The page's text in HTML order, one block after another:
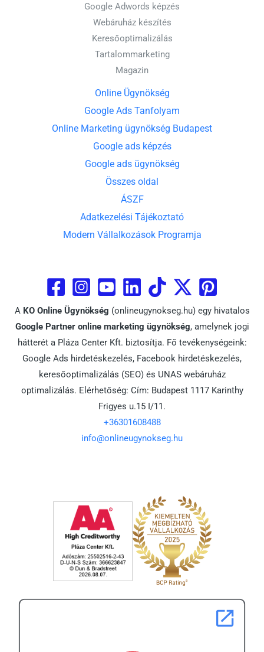
Google Adwords képzés
Webáruház készítés
Keresőoptimalizálás
Tartalommarketing
Magazin
Online Ügynökség
Google Ads Tanfolyam
Online Marketing ügynökség Budapest
Google ads képzés
Google ads ügynökség
Összes oldal
ÁSZF
Adatkezelési Tájékoztató
Modern Vállalkozások Programja
A KO Online Ügynökség (onlineugynokseg.hu) egy hivatalos
Google Partner online marketing ügynökség, amelynek jogi
hátterét a Pláza Center Kft. biztosítja. Fő tevékenységeink:
Google Ads hirdetéskezelés, Facebook hirdetéskezelés,
keresőoptimalizálás (SEO) és UNAS webáruház
optimalizálás. Elérhetőség: Cím: Budapest 1117 Karinthy
Frigyes u.15 I/11.
+36301608488
info@onlineugynokseg.hu